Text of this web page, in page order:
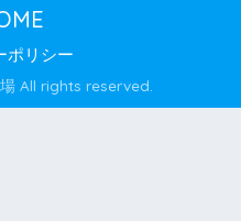
ポリシー
All rights reserved.